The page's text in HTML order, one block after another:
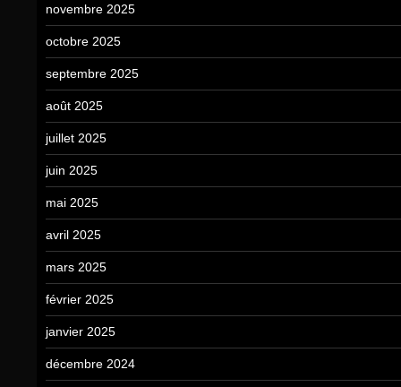
novembre 2025
octobre 2025
septembre 2025
août 2025
juillet 2025
juin 2025
mai 2025
avril 2025
mars 2025
février 2025
janvier 2025
décembre 2024